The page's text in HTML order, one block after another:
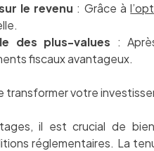
le revenu : Grâce à
des plus-values :
fiscaux avantageux.
transformer votre
il est crucial de
réglementaires. La